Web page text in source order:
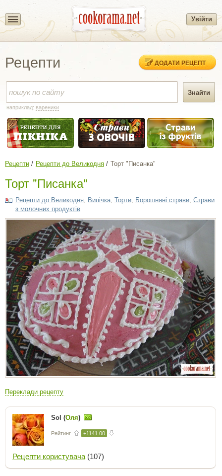
Увійти
Рецепти ДОДАТИ РЕЦЕПТ
наприклад: вареники
Рецепти Рецепти до Великодня Торт "Писанка"
Торт "Писанка"
Рецепти до Великодня Випічка Торти Борошняні страви Страви
з молочних продуктів
Переклади рецепту
Sol (Оля)
Рейтинг +1141.00
Рецепти користувача (107)